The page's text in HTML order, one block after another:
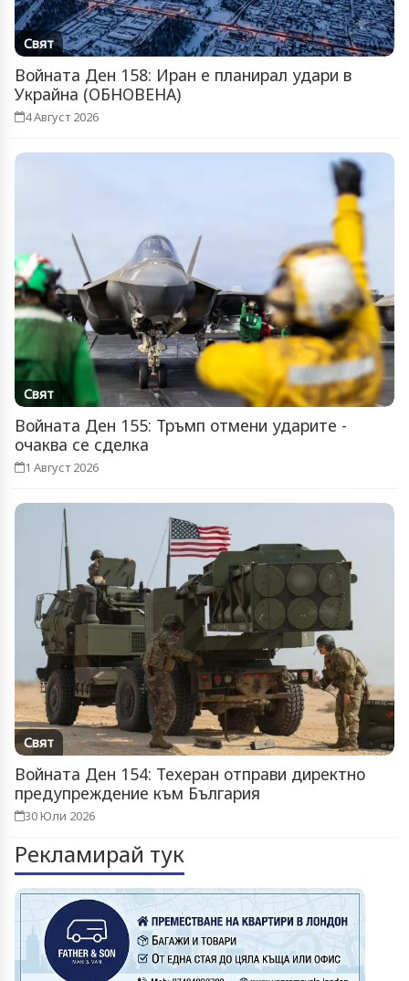
Свят
Войната Ден 158: Иран е планирал удари в
Украйна (ОБНОВЕНА)
4 Август 2026
Свят
Войната Ден 155: Тръмп отмени ударите -
очаква се сделка
1 Август 2026
Свят
Войната Ден 154: Техеран отправи директно
предупреждение към България
30 Юли 2026
Рекламирай тук